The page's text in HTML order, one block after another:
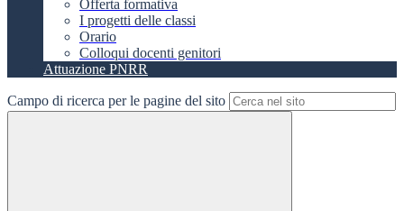
Offerta formativa
I progetti delle classi
Orario
Colloqui docenti genitori
Attuazione PNRR
Campo di ricerca per le pagine del sito